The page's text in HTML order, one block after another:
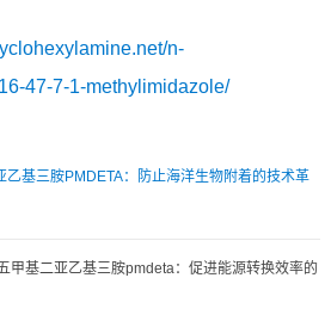
n-
47-7-1-methylimidazole/
乙基三胺PMDETA：防止海洋生物附着的技术革
甲基二亚乙基三胺pmdeta：促进能源转换效率的